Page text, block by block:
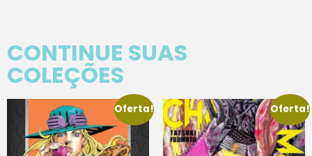
CONTINUE SUAS
COLEÇÕES
Oferta! Oferta!